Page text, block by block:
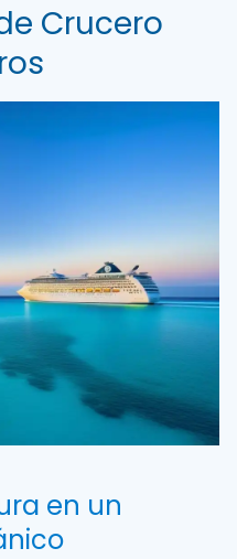
Crucero
en un